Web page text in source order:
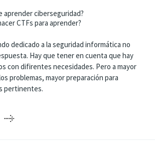
aprender ciberseguridad?
CTFs para aprender?
dedicado a la seguridad informática no
Hay que tener en cuenta que hay
con difirentes necesidades. Pero a mayor
problemas, mayor preparación para
pertinentes.